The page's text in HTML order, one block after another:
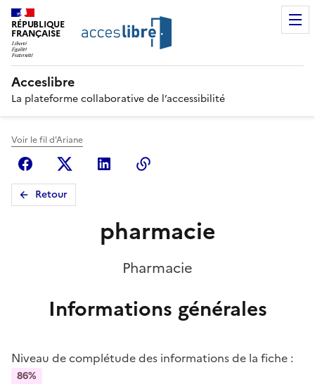
RÉPUBLIQUE
FRANÇAISE
Acceslibre
La plateforme collaborative de l’accessibilité
Voir le fil d'Ariane
FacebookX (anciennement Twitter)
Linkedin
Retour
pharmacie
Pharmacie
Informations générales
Niveau de complétude des informations de la fiche :
86%